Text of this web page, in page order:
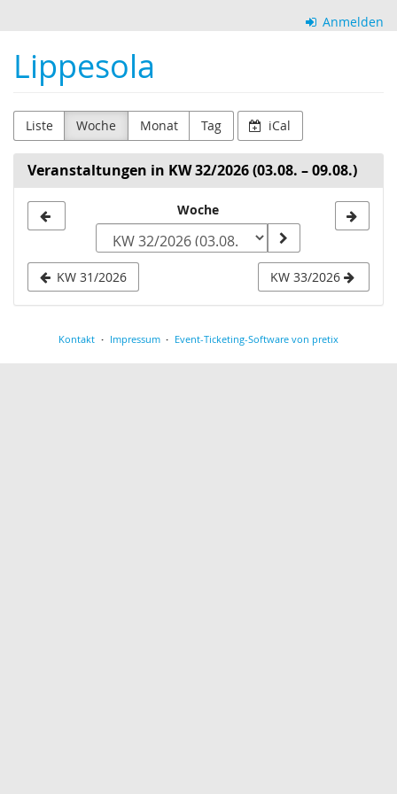
Inhalt
springen
Anmelden
Lippesola
Liste Woche Monat Tag iCal
Veranstaltungen in KW 32/2026 (03.08. – 09.08.)
zur
Anzeige
auswählen
Woche
KW 31/2026 KW 33/2026
Kontakt Impressum Event-Ticketing-Software von pretix